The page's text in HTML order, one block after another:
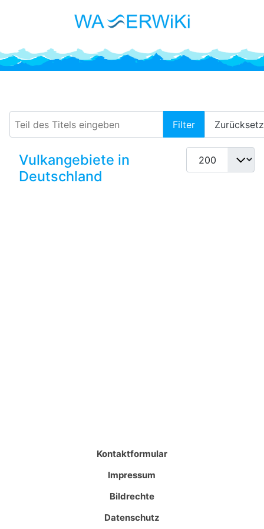
Filter
Anzeige #
Vulkangebiete in
Deutschland
Kontaktformular
Impressum
Bildrechte
Datenschutz